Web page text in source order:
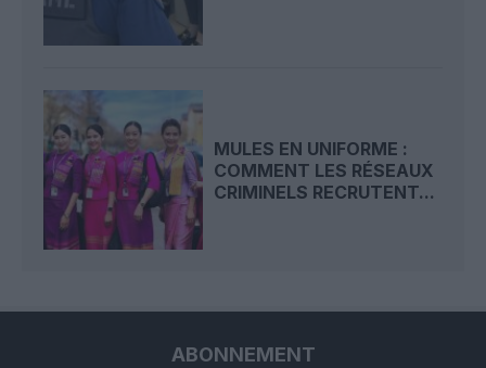
MULES EN UNIFORME :
COMMENT LES RÉSEAUX
CRIMINELS RECRUTENT...
ABONNEMENT